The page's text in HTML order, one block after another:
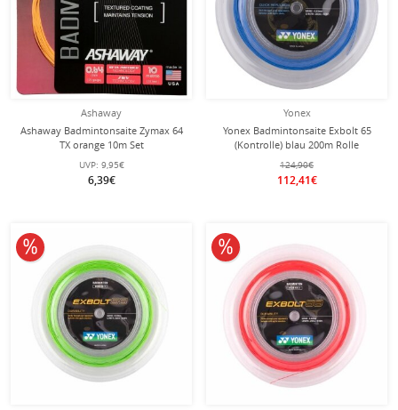
Ashaway
Ashaway Badmintonsaite Zymax 64
TX orange 10m Set
UVP: 9,95€
6,39€
Yonex
Yonex Badmintonsaite Exbolt 65
(Kontrolle) blau 200m Rolle
124,90€
112,41€
10% reduziert 10% reduziert